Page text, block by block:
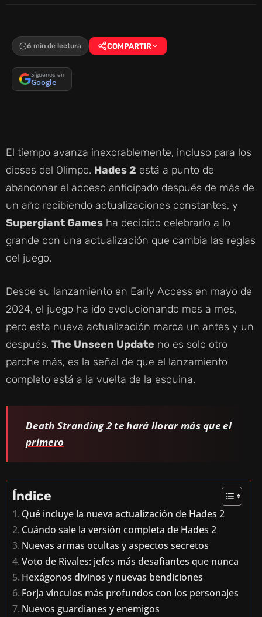
6 min de lectura COMPARTIR
Síguenos en
Google
El tiempo avanza inexorablemente, incluso para los
dioses del Olimpo. Hades 2 está a punto de
abandonar el acceso anticipado después de más de
un año recibiendo actualizaciones constantes, y
Supergiant Games ha decidido celebrarlo a lo
grande con una actualización que cambia las reglas
del juego.
Desde su lanzamiento en Early Access en mayo de
2024, el juego ha ido evolucionando mes a mes,
pero esta nueva actualización marca un antes y un
después. The Unseen Update no es solo otro
parche más, es la señal de que el lanzamiento
completo está a la vuelta de la esquina.
Death Stranding 2 te hará llorar más que el
primero
Índice
Qué incluye la nueva actualización de Hades 2
Cuándo sale la versión completa de Hades 2
Nuevas armas ocultas y aspectos secretos
Voto de Rivales: jefes más desafiantes que nunca
Hexágonos divinos y nuevas bendiciones
Forja vínculos más profundos con los personajes
Nuevos guardianes y enemigos